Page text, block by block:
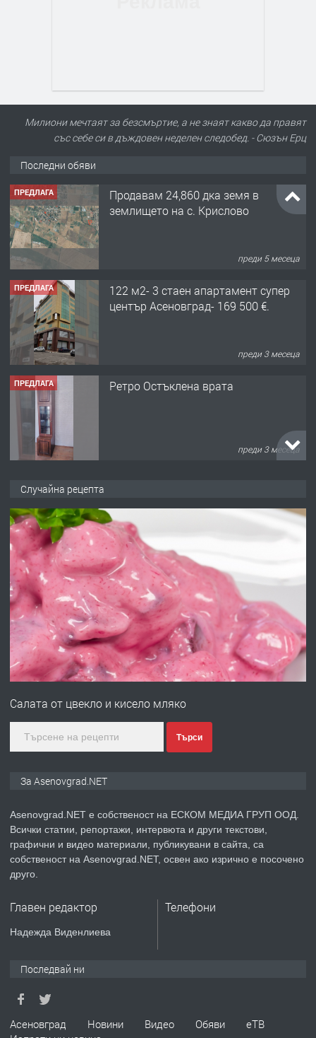
Милиони мечтаят за безсмъртие, а не знаят какво да правят
със себе си в дъждовен неделен следобед. - Сюзън Ерц
Последни обяви
ПРЕДЛАГА
Продавам 24,860 дка земя в
землището на с. Крислово
преди 5 месеца
ПРЕДЛАГА
122 м2- 3 стаен апартамент супер
център Асеновград- 169 500 €.
преди 3 месеца
ПРЕДЛАГА Ретро Остъклена врата
преди 3 месеца
ПРЕДЛАГА
Професионална броячна машина -
със сертификат от ЕЦБ
преди 1 година
ПРЕДЛАГА
Професионална зеленчукорезачка
преди 2 години
ПРЕДЛАГА
Давам индивидуалани уроци по
преди 2 години
Случайна рецепта
Салата от цвекло и кисело мляко
Търси
За Asenovgrad.NET
Asenovgrad.NET е собственост на ЕСКОМ МЕДИА ГРУП ООД.
Всички статии, репортажи, интервюта и други текстови,
графични и видео материали, публикувани в сайта, са
собственост на Asenovgrad.NET, освен ако изрично е посочено
друго.
Главен редактор
Надежда Виденлиева
Телефони
Последвай ни
Асеновград Новини Видео Обяви
еТВ